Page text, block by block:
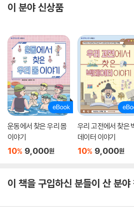
이 분야 신상품
운동에서 찾은 우리 몸
이야기
10% 9,000원
우리 고전에서 찾은
데이터 이야기
10% 9,000원
이 책을 구입하신 분들이 산 분야